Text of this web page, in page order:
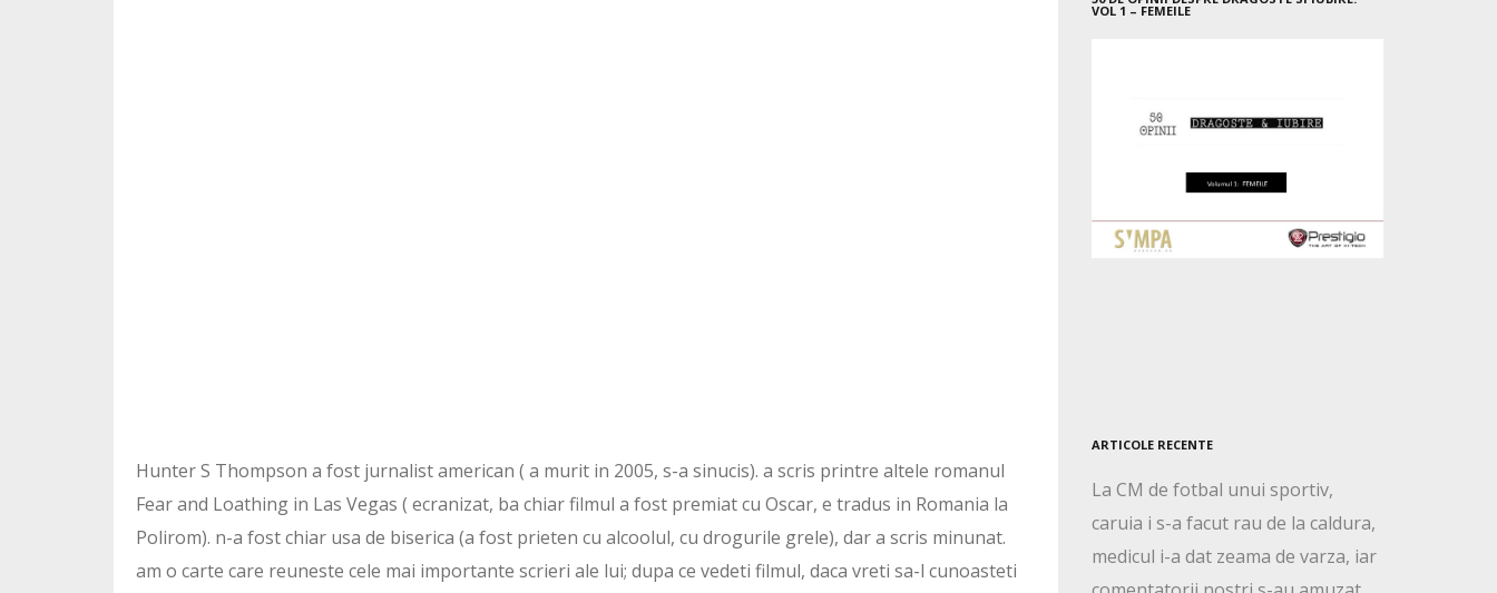
Hunter S Thompson a fost jurnalist american ( a murit in 2005, s-a sinucis). a scris printre altele romanul
Fear and Loathing in Las Vegas ( ecranizat, ba chiar filmul a fost premiat cu Oscar, e tradus in Romania la
Polirom). n-a fost chiar usa de biserica (a fost prieten cu alcoolul, cu drogurile grele), dar a scris minunat.
am o carte care reuneste cele mai importante scrieri ale lui; dupa ce vedeti filmul, daca vreti sa-l cunoasteti
VOL 1 – FEMEILE
ARTICOLE RECENTE
La CM de fotbal unui sportiv,
caruia i s-a facut rau de la caldura,
medicul i-a dat zeama de varza, iar